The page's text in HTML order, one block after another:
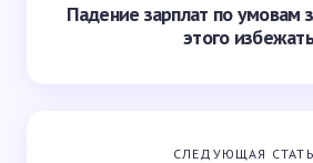
Падение зарплат по умовам
этого избежать
СЛЕДУЮЩАЯ